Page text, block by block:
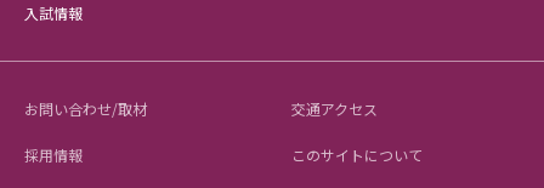
入試情報
お問い合わせ/取材 交通アクセス
採用情報 このサイトについて